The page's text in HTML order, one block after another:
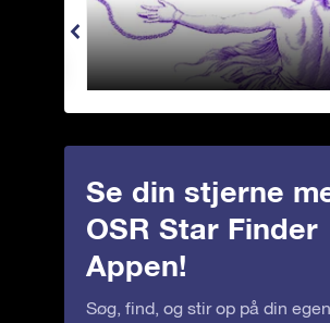
Se din stjerne
OSR Star Finder
Appen!
Søg, find, og stir op på din